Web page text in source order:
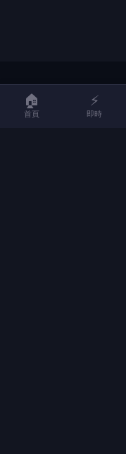
LIFE
LIFE 生活網是台灣領先的
🏠
首頁
⚡
即時